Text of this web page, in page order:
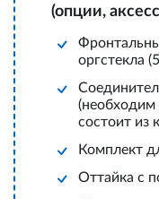
(опции,
оргстекла
(необходим
состоит из
Комплект
Оттайка с